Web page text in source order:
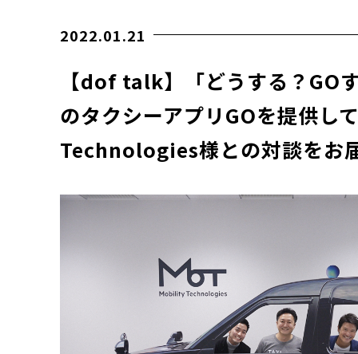
2022.01.21
【dof talk】「どうする？GO
のタクシーアプリGOを提供
Technologies様との対談をお